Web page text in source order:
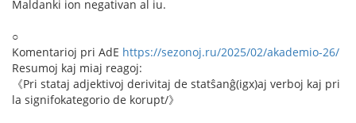
Maldanki ion negativan al iu.
○
Komentarioj pri AdE https://sezonoj.ru/2025/02/akademio-26/
Resumoj kaj miaj reagoj:
《Pri stataj adjektivoj derivitaj de statŝanĝ(igx)aj verboj kaj pri
la signifokategorio de korupt/》